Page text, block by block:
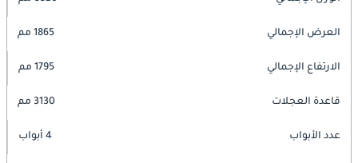
العرض الإجمالي 1865 مم
الارتفاع الإجمالي 1795 مم
قاعدة العجلات 3130 مم
عدد الأبواب 4 أبواب